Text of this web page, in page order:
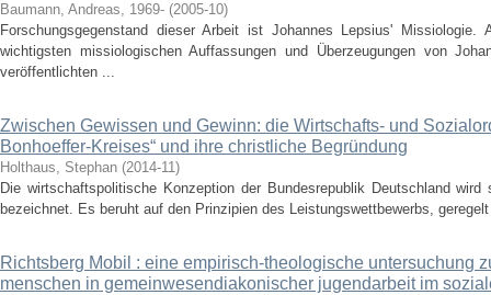
Baumann, Andreas, 1969- (2005-10)
Forschungsgegenstand dieser Arbeit ist Johannes Lepsius'
wichtigsten missiologischen Auffassungen und Überzeugungen von
veröffentlichten ...
Zwischen Gewissen und Gewinn: die Wirtschafts- und
Bonhoeffer-Kreises“ und ihre christliche Begründung
Holthaus, Stephan (2014-11)
Die wirtschaftspolitische Konzeption der Bundesrepublik Deutschland
bezeichnet. Es beruht auf den Prinzipien des Leistungswettbewerbs,
Richtsberg Mobil : eine empirisch-theologische untersuchung
menschen in gemeinwesendiakonischer jugendarbeit im